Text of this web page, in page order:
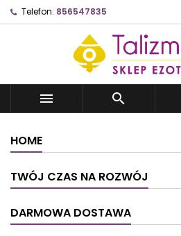
Telefon: 856547835
 
HOME
TWÓJ CZAS NA ROZWÓJ
DARMOWA DOSTAWA